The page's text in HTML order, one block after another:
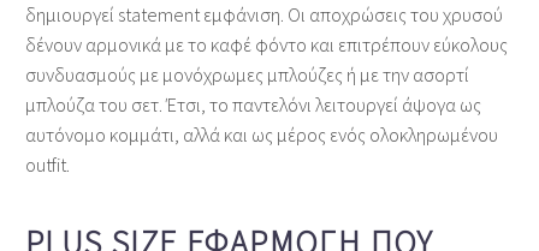
δημιουργεί statement εμφάνιση. Οι αποχρώσεις του χρυσού
δένουν αρμονικά με το καφέ φόντο και επιτρέπουν εύκολους
συνδυασμούς με μονόχρωμες μπλούζες ή με την ασορτί
μπλούζα του σετ. Έτσι, το παντελόνι λειτουργεί άψογα ως
αυτόνομο κομμάτι, αλλά και ως μέρος ενός ολοκληρωμένου
outfit.